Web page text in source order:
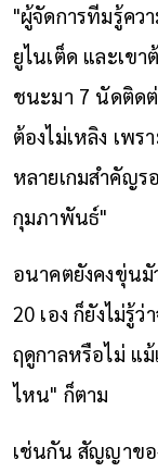
"ผู้จัดการทีมรู้คว
ยูไนเต็ด และเขา
ชนะมา 7 นัดติดต่
ต้องไม่เหลิง เพร
หลายเกมสำคัญร
กุมภาพันธ์"
อนาคตยังคงขุ่น
20 เอง ก็ยังไม่รู้
ฤดูกาลหรือไม่ แม้
ไหน" ก็ตาม
เช่นกัน สัญญาขอ